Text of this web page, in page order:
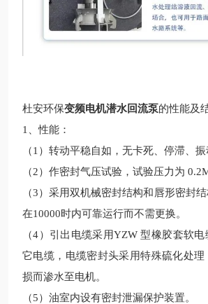
杜安环保变频电机潜水回流泵的性能及
1、性能：
（1）转动平稳自如，无卡死、停滞、振
（2）作密封气压试验，试验压力为
（3）采用双机械密封结构和唇形密封
在10000时内可靠运行而不需更换。
（4）引出电缆采用YZW 型橡胶套软
它电缆，电缆密封头采用特殊硫化处理
损而渗水至电机。
（5）油室内设有密封泄漏保护装置。